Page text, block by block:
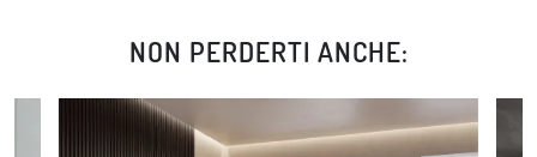
NON PERDERTI ANCHE: